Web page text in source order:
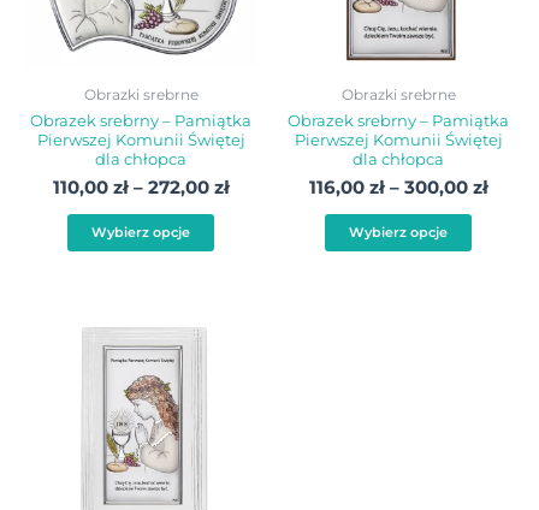
Obrazki srebrne
Obrazek srebrny – Pamiątka
Pierwszej Komunii Świętej
dla chłopca
110,00 zł – 272,00 zł
Wybierz opcje
Opcje
na
stronie
produktu
Obrazki srebrne
Obrazek srebrny – Pamiątka
Pierwszej Komunii Świętej
dla chłopca
116,00 zł – 300,00 zł
Wybierz opcje
na